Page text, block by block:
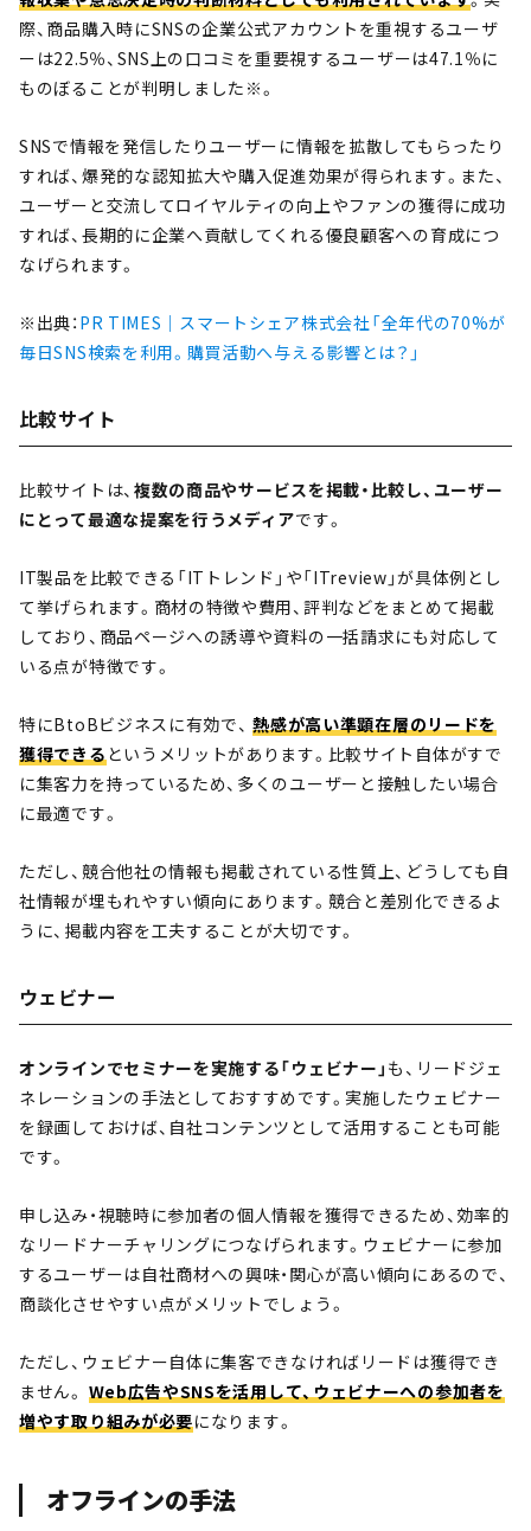
際、商品購入時にSNSの企業公式アカウントを重視するユーザ
ーは22.5％、SNS上の口コミを重要視するユーザーは47.1％に
ものぼることが判明しました※。
SNSで情報を発信したりユーザーに情報を拡散してもらったり
すれば、爆発的な認知拡大や購入促進効果が得られます。また、
ユーザーと交流してロイヤルティの向上やファンの獲得に成功
すれば、長期的に企業へ貢献してくれる優良顧客への育成につ
なげられます。
※出典：PR TIMES｜スマートシェア株式会社「全年代の70%が
毎日SNS検索を利用。購買活動へ与える影響とは？」
比較サイト
比較サイトは、 複数の商品やサービスを掲載・比較し、ユーザー
にとって最適な提案を行うメディアです。
IT製品を比較できる「ITトレンド」や「ITreview」が具体例とし
て挙げられます。商材の特徴や費用、評判などをまとめて掲載
しており、商品ページへの誘導や資料の一括請求にも対応して
いる点が特徴です。
特にBtoBビジネスに有効で、熱感が高い準顕在層のリードを
獲得できるというメリットがあります。比較サイト自体がすで
に集客力を持っているため、多くのユーザーと接触したい場合
に最適です。
ただし、競合他社の情報も掲載されている性質上、どうしても自
社情報が埋もれやすい傾向にあります。競合と差別化できるよ
うに、掲載内容を工夫することが大切です。
ウェビナー
オンラインでセミナーを実施する「ウェビナー」 も、リードジェ
ネレーションの手法としておすすめです。実施したウェビナー
を録画しておけば、自社コンテンツとして活用することも可能
です。
申し込み・視聴時に参加者の個人情報を獲得できるため、効率的
なリードナーチャリングにつなげられます。ウェビナーに参加
するユーザーは自社商材への興味・関心が高い傾向にあるので、
商談化させやすい点がメリットでしょう。
ただし、ウェビナー自体に集客できなければリードは獲得でき
ません。 Web広告やSNSを活用して、ウェビナーへの参加者を
増やす取り組みが必要になります。
オフラインの手法